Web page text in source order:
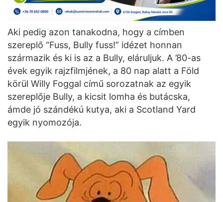
Aki pedig azon tanakodna, hogy a címben
szereplő “Fuss, Bully fuss!” idézet honnan
származik és ki is az a Bully, eláruljuk. A ’80-as
évek egyik rajzfilmjének, a 80 nap alatt a Föld
körül Willy Foggal című sorozatnak az egyik
szereplője Bully, a kicsit lomha és butácska,
ámde jó szándékú kutya, aki a Scotland Yard
egyik nyomozója.